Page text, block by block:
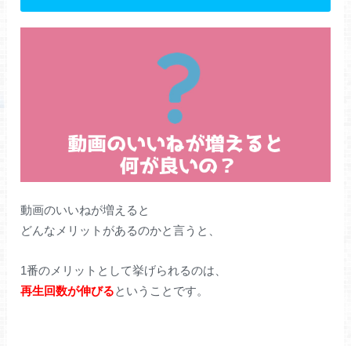
動画のいいねが増えると
どんなメリットがあるのかと言うと、
1番のメリットとして挙げられるのは、
再生回数が伸びるということです。